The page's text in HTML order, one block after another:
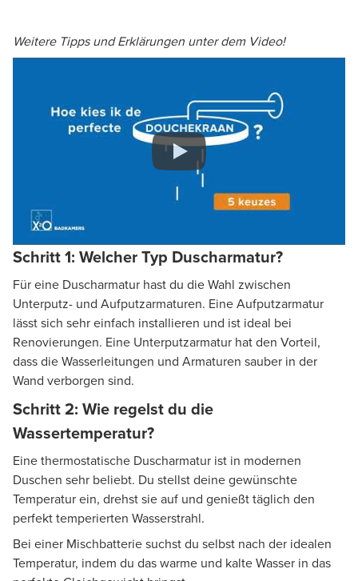
Weitere Tipps und Erklärungen unter dem Video!
Schritt 1: Welcher Typ Duscharmatur?
Für eine Duscharmatur hast du die Wahl zwischen
Unterputz- und Aufputzarmaturen. Eine Aufputzarmatur
lässt sich sehr einfach installieren und ist ideal bei
Renovierungen. Eine Unterputzarmatur hat den Vorteil,
dass die Wasserleitungen und Armaturen sauber in der
Wand verborgen sind.
Schritt 2: Wie regelst du die
Wassertemperatur?
Eine thermostatische Duscharmatur ist in modernen
Duschen sehr beliebt. Du stellst deine gewünschte
Temperatur ein, drehst sie auf und genießt täglich den
perfekt temperierten Wasserstrahl.
Bei einer Mischbatterie suchst du selbst nach der idealen
Temperatur, indem du das warme und kalte Wasser in das